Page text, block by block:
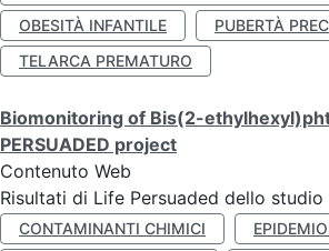
OBESITÀ INFANTILE
PUBERTÀ
TELARCA PREMATURO
Biomonitoring of Bis(2-
PERSUADED project
Contenuto Web
Risultati di Life Persuaded dello
CONTAMINANTI CHIMICI